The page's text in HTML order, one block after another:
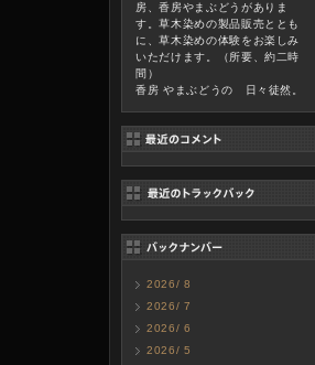
房、香房やまぶどうがありま
す。草木染めの製品販売ととも
に、草木染めの体験をお楽しみ
いただけます。（所要、約二時
間）
香房 やまぶどうの 日々徒然。
2026/ 8
2026/ 7
2026/ 6
2026/ 5